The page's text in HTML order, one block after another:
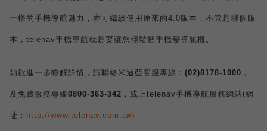
一樣的手機導航魅力，亦可繼續使用原來的4.0版本，不管是哪個版
本， telenav手機導航就是要讓您輕鬆把手機變導航機。
如欲進一步瞭解詳情，請聯絡米迪亞客服專線： (02)8178-1000 ，
及免費服務專線0800-363-342 ，或上 telenav手機導航服務網站 (網
址： http://www.telenav.com.tw）